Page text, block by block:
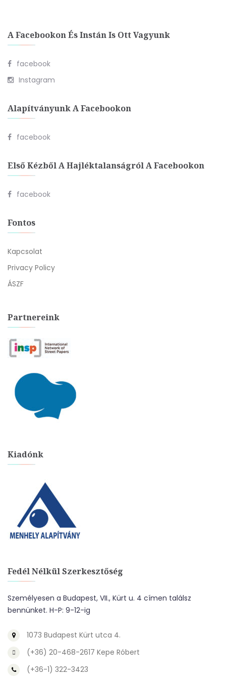
A Facebookon És Instán Is Ott Vagyunk
facebook
Instagram
Alapítványunk A Facebookon
facebook
Első Kézből A Hajléktalanságról A Facebookon
facebook
Fontos
Kapcsolat
Privacy Policy
ÁSZF
Partnereink
Kiadónk
Fedél Nélkül Szerkesztőség
Személyesen a Budapest, VII., Kürt u. 4 címen találsz
bennünket. H-P: 9-12-ig
1073 Budapest Kürt utca 4.
(+36) 20-468-2617 Kepe Róbert
(+36-1) 322-3423